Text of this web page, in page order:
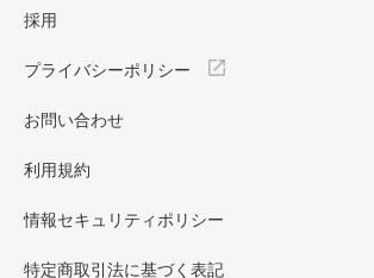
採用
プライバシーポリシー
お問い合わせ
利用規約
情報セキュリティポリシー
特定商取引法に基づく表記